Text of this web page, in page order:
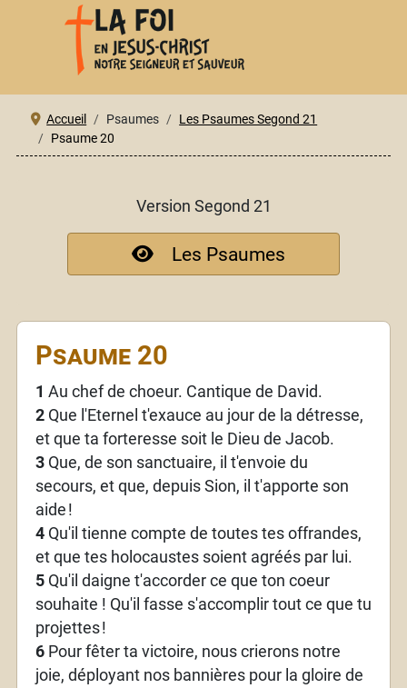
Accueil Psaumes
Les Psaumes Segond 21
Psaume 20
Version Segond 21
Les Psaumes
Psaume 20
1 Au chef de choeur. Cantique de David.
2Que l'Eternel t'exauce au jour de la détresse,
et que ta forteresse soit le Dieu de Jacob.
3Que, de son sanctuaire, il t'envoie du
secours, et que, depuis Sion, il t'apporte son
aide !
4Qu'il tienne compte de toutes tes offrandes,
et que tes holocaustes soient agréés par lui.
5Qu'il daigne t'accorder ce que ton coeur
souhaite ! Qu'il fasse s'accomplir tout ce que tu
projettes!
6Pour fêter ta victoire, nous crierons notre
joie, déployant nos bannières pour la gloire de